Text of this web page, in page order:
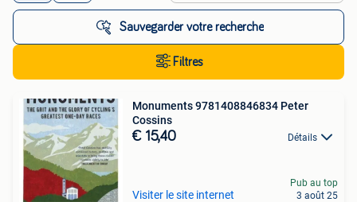
Sauvegarder votre recherche
Filtres
Monuments 9781408846834 Peter
Cossins
€ 15,40 Détails
Visiter le site internet
Pub au top
3 août 25